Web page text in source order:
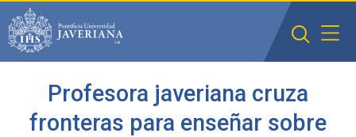
Saltar al contenido principal
Profesora javeriana cruza
fronteras para enseñar sobre